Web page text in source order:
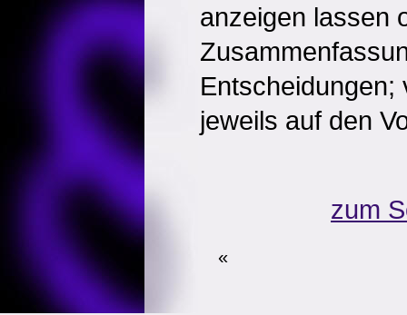
anzeigen lassen
Entscheidungen;
jeweils auf den
zum
«